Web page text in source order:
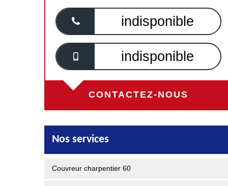
indisponible
indisponible
CONTACTEZ-NOUS
Nos services
Couvreur charpentier 60